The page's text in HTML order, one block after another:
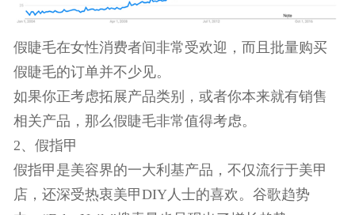
假睫毛在女性消费者间非常受欢迎，而且批量购买
假睫毛的订单并不少见。